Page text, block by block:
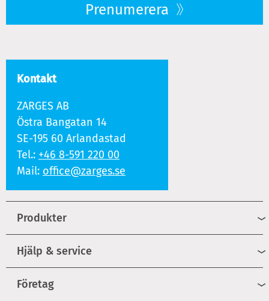
Prenumerera
Kontakt
ZARGES AB
Östra Bangatan 14
SE-195 60 Arlandastad
Tel.: +46 8-591 220 00
Mail: office@zarges.se
Produkter
Hjälp & service
Företag